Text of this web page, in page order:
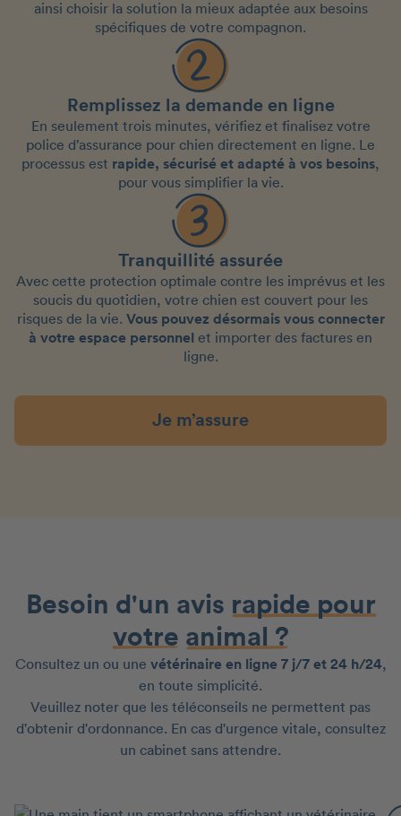
ainsi choisir la solution la mieux adaptée aux besoins
spécifiques de votre compagnon.
Remplissez la demande en ligne
En seulement trois minutes, vérifiez et finalisez votre
police d’assurance pour chien directement en ligne. Le
processus est rapide, sécurisé et adapté à vos besoins,
pour vous simplifier la vie.
Tranquillité assurée
Avec cette protection optimale contre les imprévus et les
soucis du quotidien, votre chien est couvert pour les
risques de la vie. Vous pouvez désormais vous connecter
à votre espace personnel et importer des factures en
ligne.
Je m’assure
Besoin d'un avis rapide pour
votre animal ?
Consultez un ou une vétérinaire en ligne 7 j/7 et 24 h/24,
en toute simplicité.
Veuillez noter que les téléconseils ne permettent pas
d'obtenir d'ordonnance. En cas d'urgence vitale, consultez
un cabinet sans attendre.